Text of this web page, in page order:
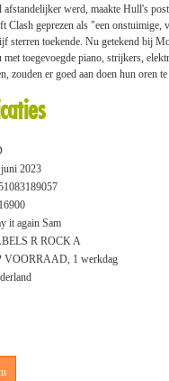
werd, maakte Hull's
Clash geprezen als "een
sterren toekende. Nu getekend bij
toegevoegde piano, strijkers,
zouden er goed aan doen hun oren te
2023
it again Sam
R ROCK A
VOORRAAD, 1 werkdag